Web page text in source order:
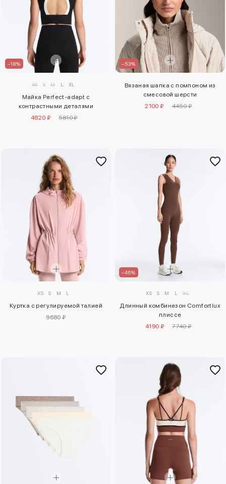
–18%
XS S M L XL
Майка Perfect-adapt с
контрастными деталями
4820 ₽
5810 ₽
–53%
Вязаная шапка с помпоном из
смесовой шерсти
2100 ₽
4450 ₽
XS S M L
Куртка с регулируемой талией
9680 ₽
–46%
XS S M L XL
Длинный комбинезон Comfortlux
плиссе
4190 ₽
7740 ₽